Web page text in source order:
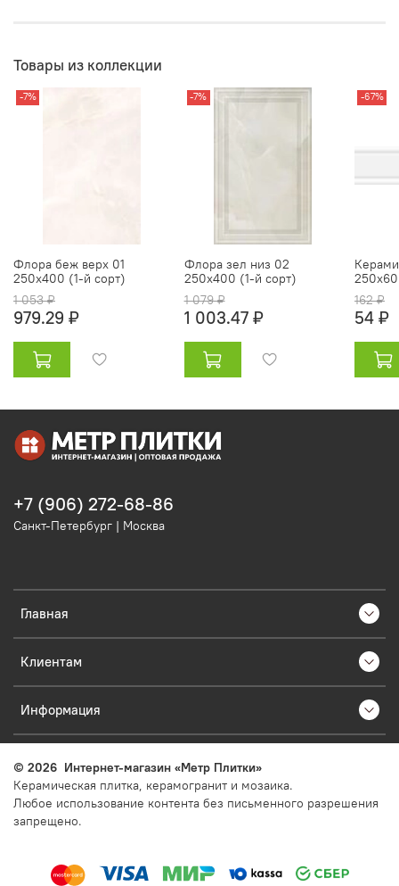
Товары из коллекции
-7%
Флора беж верх 01
250х400 (1-й сорт)
1 053 ₽
979.29 ₽
-7%
Флора зел низ 02
250х400 (1-й сорт)
1 079 ₽
1 003.47 ₽
-67%
162 ₽
54 ₽
Главная
Клиентам
Информация
+7 (906) 272-68-86
Санкт-Петербург | Москва
© 2026 Интернет-магазин «Метр Плитки»
Керамическая плитка, керамогранит и мозаика.
Любое использование контента без письменного разрешения
запрещено.